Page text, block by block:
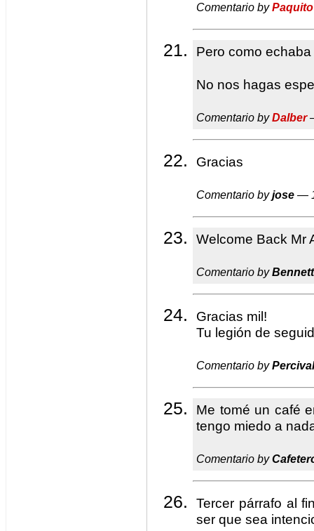
Comentario byPaquito
Pero como
No nos hagas
Comentario byDalber
Gracias
Comentario byjose —
Welcome Back Mr
Comentario byBennett
Gracias mil!
Tu legión de
Comentario byPercival
Me tomé un café
tengo miedo a
Comentario by
Tercer párrafo al
ser que sea